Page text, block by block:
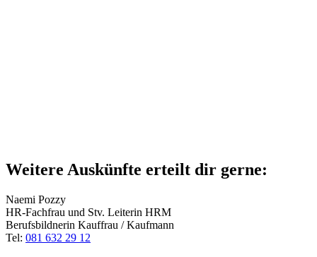
Weitere Auskünfte erteilt dir gerne:
Naemi Pozzy
HR-Fachfrau und Stv. Leiterin HRM
Berufsbildnerin Kauffrau / Kaufmann
Tel: 081 632 29 12